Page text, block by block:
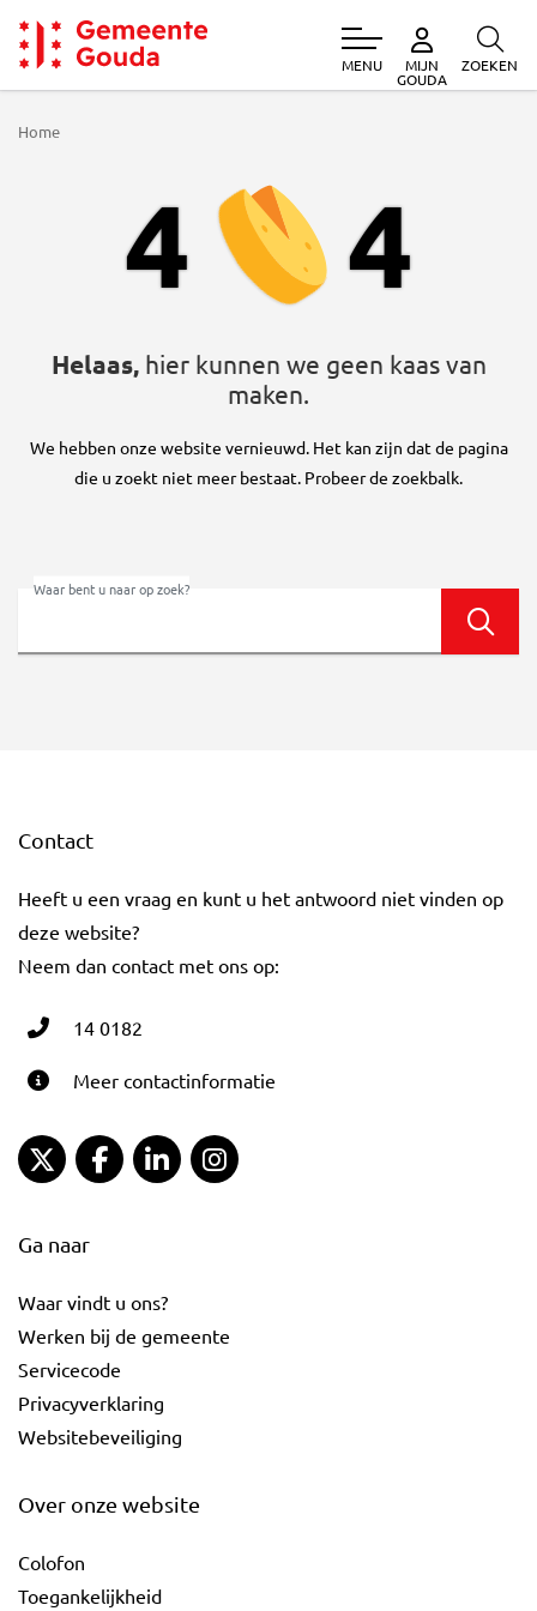
Gemeente Gouda
MENU MIJN
GOUDA
ZOEKEN
Home
4 4
Helaas,hier kunnen we geen kaas van
maken.
We hebben onze website vernieuwd. Het kan zijn dat de pagina
die u zoekt niet meer bestaat. Probeer de zoekbalk.
Waar bent u naar op zoek?
Contact
Heeft u een vraag en kunt u het antwoord niet vinden op
deze website?
Neem dan contact met ons op:
14 0182
Meer contactinformatie
Gemeente Gouda Twitter
Gemeente Gouda Facebook
Gemeente Gouda LinkedIn
Ga naar
Waar vindt u ons?
Werken bij de gemeente
Servicecode
Privacyverklaring
Websitebeveiliging
Over onze website
Colofon
Toegankelijkheid